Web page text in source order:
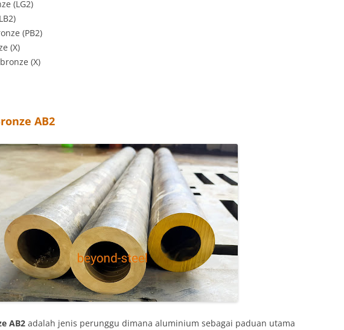
(LG2)
(PB2)
(X)
(X)
AB2
AB2 adalah jenis perunggu dimana aluminium sebagai paduan utama